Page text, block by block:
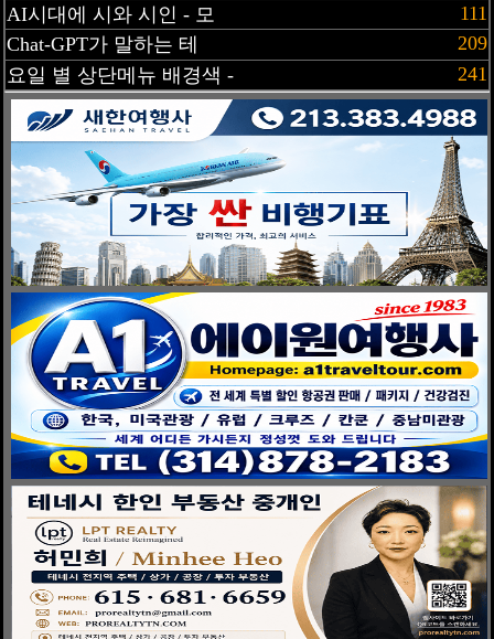
AI시대에 시와 시인 - 모
111
Chat-GPT가 말하는 테
209
요일 별 상단메뉴 배경색 -
241